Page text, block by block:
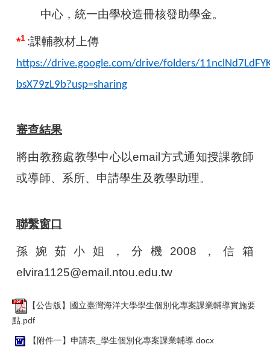
中心，統一由學校造冊核發助學金。
*1 :課輔教材上傳
https://drive.google.com/drive/folders/
bsX79zL9b?usp=sharing
審查結果
將由教務處教學中心以email方式通知授課教師
或導師、系所、申請學生及教學助理。
聯繫窗口
孫婉茹小姐，分機2008，信箱
elvira1125@email.ntou.edu.tw
【公告版】國立臺灣海洋大學學生個別化專案課業輔導實施要
點.pdf
【附件一】申請表_學生個別化專案課業輔導.docx